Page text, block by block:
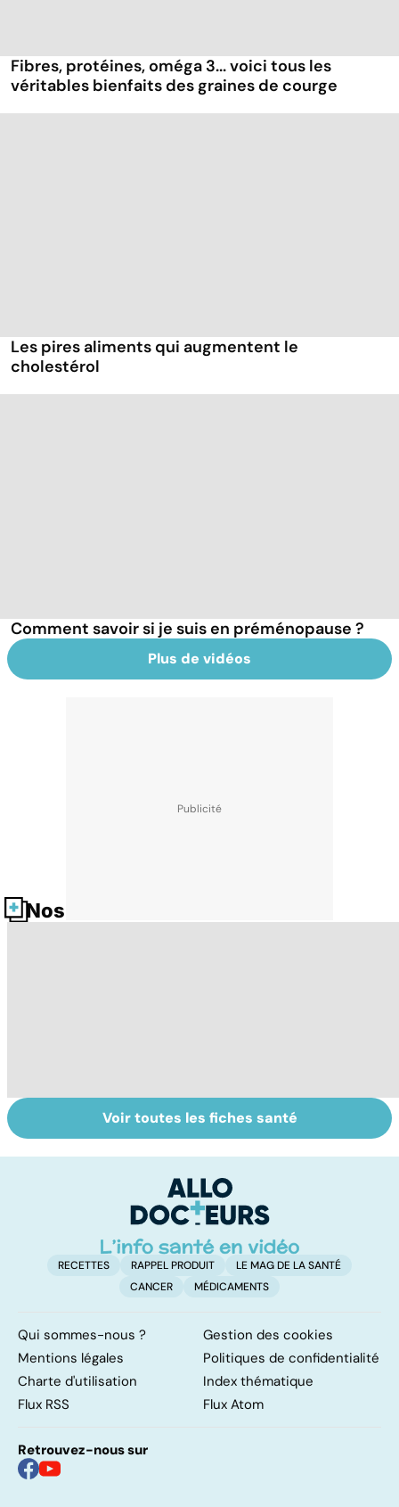
Fibres, protéines, oméga 3... voici tous les
véritables bienfaits des graines de courge
Les pires aliments qui augmentent le
cholestérol
Comment savoir si je suis en préménopause ?
Plus de vidéos
Nos fiches santé
Parkinson :
stupeur et
Cancer : l'espoir
des essais
Voir toutes les fiches santé
RECETTES RAPPEL PRODUIT
LE MAG DE LA SANTÉ
CANCER
MÉDICAMENTS
Qui sommes-nous ?
Gestion des cookies
Mentions légales
Politiques de confidentialité
Charte d'utilisation
Index thématique
Flux RSS
Flux Atom
Retrouvez-nous sur